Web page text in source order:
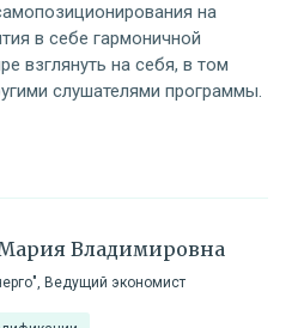
на
в себе гармоничной
взглянуть на себя, в том
слушателями программы.
Владимировна
Ведущий экономист